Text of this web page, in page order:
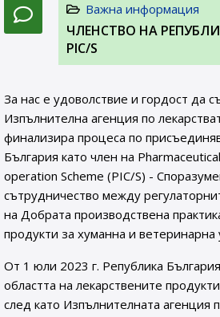
Важна информация
ЧЛЕНСТВО НА
PIC/S
За нас е удоволствие и гордост да
Изпълнителна агенция по
финализира процеса по
България като член на
operation Scheme (PIC/S) -
сътрудничество между
на Добрата производствена
продукти за хуманна и ветеринарна
От 1 юли 2023 г. Република
областта на лекарствените
след като Изпълнителната агенция